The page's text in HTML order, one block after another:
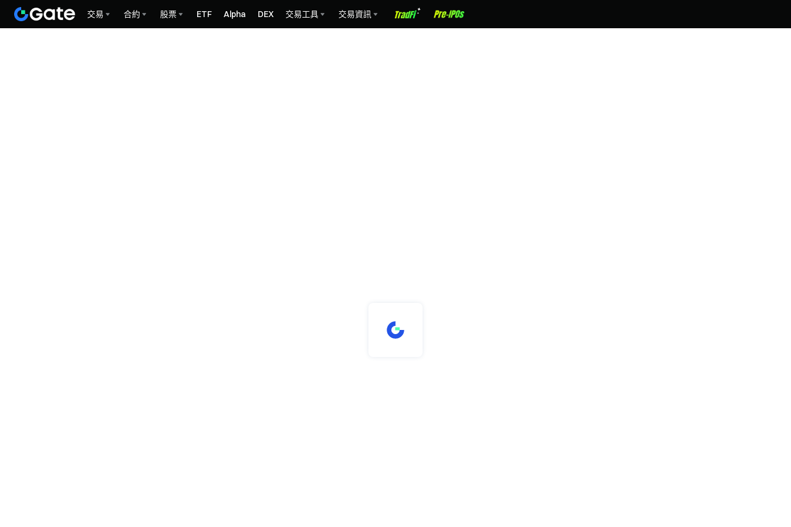
交易 合約 股票 ETF Alpha DEX 交易工具 交易資訊